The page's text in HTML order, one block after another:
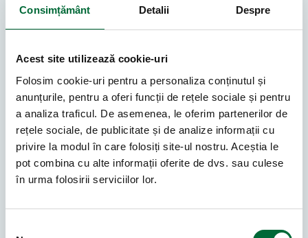
Consimțământ Detalii Despre
Acest site utilizează cookie-uri
Folosim cookie-uri pentru a personaliza conținutul și
anunțurile, pentru a oferi funcții de rețele sociale și pentru
a analiza traficul. De asemenea, le oferim partenerilor de
rețele sociale, de publicitate și de analize informații cu
privire la modul în care folosiți site-ul nostru. Aceștia le
pot combina cu alte informații oferite de dvs. sau culese
în urma folosirii serviciilor lor.
dif, coagulare, VSH, imunohematologie etc.;
Examen bacteriologic complet al exsudatului
faringian, urinii, scaunului,
secretiilor precum si investigatii speciale
(mycoplasma, ureaplasma, chlamydia), examen
copraparazitologic si antigene parazitare etc.;
✔️ Citologie si citogenetica
Examen Babes-Papanicolaou, triplu test si bi-test,